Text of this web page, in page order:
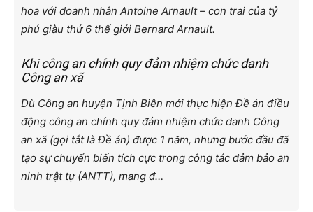
hoa với doanh nhân Antoine Arnault – con trai của tỷ
phú giàu thứ 6 thế giới Bernard Arnault.
Khi công an chính quy đảm nhiệm chức danh
Công an xã
Dù Công an huyện Tịnh Biên mới thực hiện Đề án điều
động công an chính quy đảm nhiệm chức danh Công
an xã (gọi tắt là Đề án) được 1 năm, nhưng bước đầu đã
tạo sự chuyển biến tích cực trong công tác đảm bảo an
ninh trật tự (ANTT), mang đ…